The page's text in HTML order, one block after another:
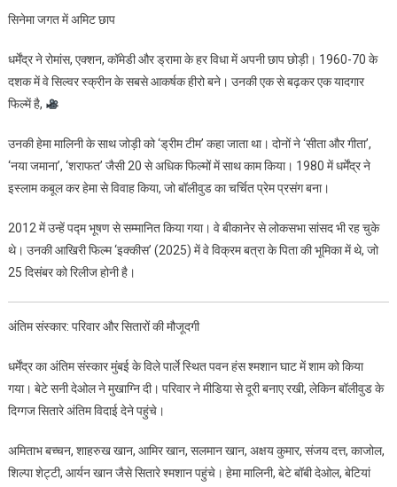
सिनेमा जगत में अमिट छाप
धर्मेंद्र ने रोमांस, एक्शन, कॉमेडी और ड्रामा के हर विधा में अपनी छाप छोड़ी। 1960-70 के
दशक में वे सिल्वर स्क्रीन के सबसे आकर्षक हीरो बने। उनकी एक से बढ़कर एक यादगार
फिल्में है,
उनकी हेमा मालिनी के साथ जोड़ी को ‘ड्रीम टीम’ कहा जाता था। दोनों ने ‘सीता और गीता’,
‘नया जमाना’, ‘शराफत’ जैसी 20 से अधिक फिल्मों में साथ काम किया। 1980 में धर्मेंद्र ने
इस्लाम कबूल कर हेमा से विवाह किया, जो बॉलीवुड का चर्चित प्रेम प्रसंग बना।
2012 में उन्हें पद्म भूषण से सम्मानित किया गया। वे बीकानेर से लोकसभा सांसद भी रह चुके
थे। उनकी आखिरी फिल्म ‘इक्कीस’ (2025) में वे विक्रम बत्रा के पिता की भूमिका में थे, जो
25 दिसंबर को रिलीज होनी है।
अंतिम संस्कार: परिवार और सितारों की मौजूदगी
धर्मेंद्र का अंतिम संस्कार मुंबई के विले पार्ले स्थित पवन हंस श्मशान घाट में शाम को किया
गया। बेटे सनी देओल ने मुखाग्नि दी। परिवार ने मीडिया से दूरी बनाए रखी, लेकिन बॉलीवुड के
दिग्गज सितारे अंतिम विदाई देने पहुंचे।
अमिताभ बच्चन, शाहरुख खान, आमिर खान, सलमान खान, अक्षय कुमार, संजय दत्त, काजोल,
शिल्पा शेट्टी, आर्यन खान जैसे सितारे श्मशान पहुंचे। हेमा मालिनी, बेटे बॉबी देओल, बेटियां